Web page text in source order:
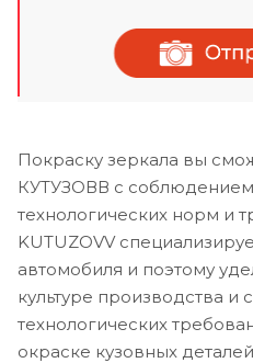
Покраску зеркала вы
КУТУЗОВВ с
технологических норм и
KUTUZOVV
автомобиля и поэтому
культуре производства
технологических
окраске кузовных